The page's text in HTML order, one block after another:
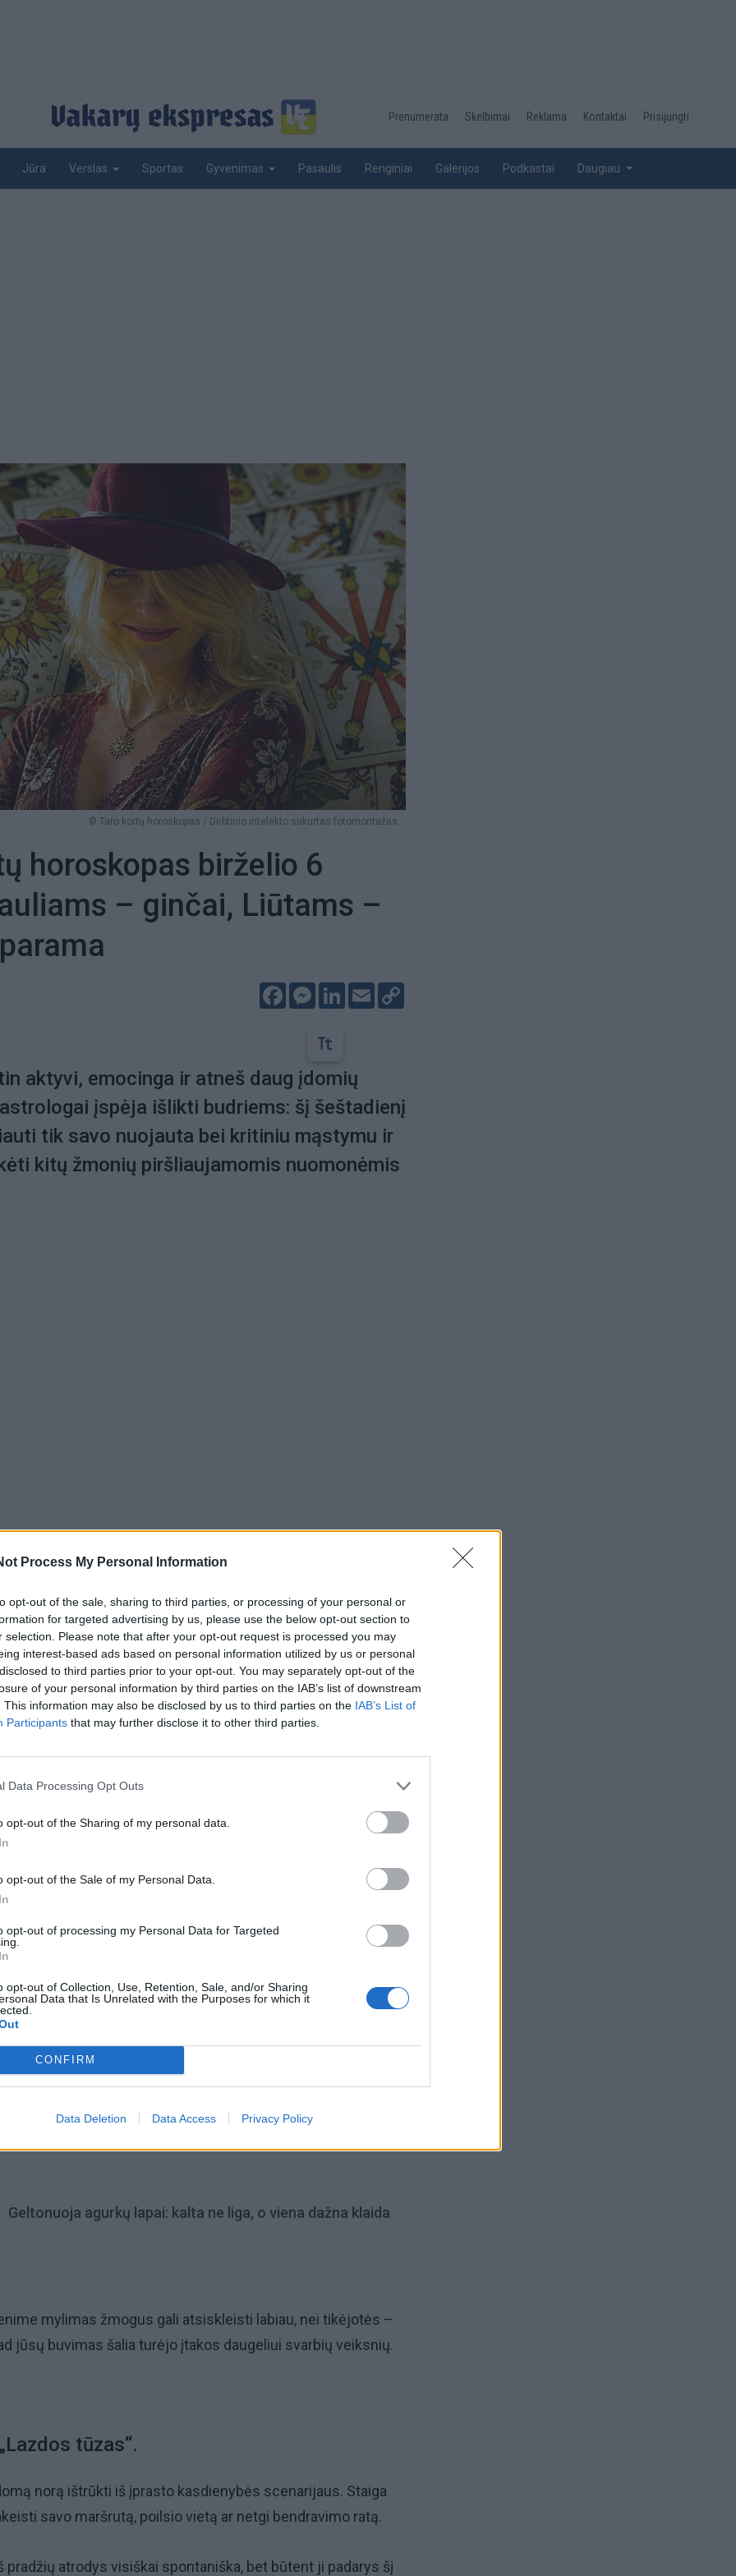
Process My Personal Information
opt-out of the sale, sharing to third parties, or processing of your personal or
for targeted advertising by us, please use the below opt-out section to
selection. Please note that after your opt-out request is processed you may
interest-based ads based on personal information utilized by us or personal
to third parties prior to your opt-out. You may separately opt-out of the
of your personal information by third parties on the IAB’s list of downstream
This information may also be disclosed by us to third parties on the IAB’s List of
Participants that may further disclose it to other third parties.
Data Processing Opt Outs
opt-out of the Sharing of my personal data.
opt-out of the Sale of my Personal Data.
opt-out of processing my Personal Data for Targeted
opt-out of Collection, Use, Retention, Sale, and/or Sharing
Data that Is Unrelated with the Purposes for which it
CONFIRM
Data Deletion Data Access Privacy Policy
Desktop
top
Prenumerata Skelbimai Reklama Kontaktai Prisijungti
Jūra Verslas Sportas Gyvenimas Pasaulis Renginiai Galerijos Podkastai Daugiau
© Taro kortų horoskopas / Dirbtinio intelekto sukurtas fotomontažas
horoskopas birželio 6
– ginčai, Liūtams –
FacebookMessenger
LinkedIn
Email
aktyvi, emocinga ir atneš daug įdomių
įspėja išlikti budriems: šį šeštadienį
tik savo nuojauta bei kritiniu mąstymu ir
kitų žmonių piršliaujamomis nuomonėmis
karalius“.
Avinus į išminčiaus ar guodėjo vaidmenį, į kurį nuolat
Kažkas paprašys patarimo, kažkas norės išsipasakoti, o
emocinės paramos.
nejausite didelio noro atsidurti svetimų dramų centre,
situacija, kai teks sušvelninti nepatogų momentą
Geltonuoja agurkų lapai: kalta ne liga, o viena dažna klaida
mylimas žmogus gali atsiskleisti labiau, nei tikėjotės –
jūsų buvimas šalia turėjo įtakos daugeliui svarbių veiksnių.
tūzas“.
norą ištrūkti iš įprasto kasdienybės scenarijaus. Staiga
savo maršrutą, poilsio vietą ar netgi bendravimo ratą.
pradžių atrodys visiškai spontaniška, bet būtent ji padarys šį